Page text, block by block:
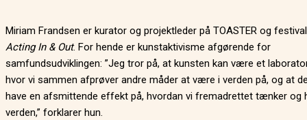
Miriam Frandsen er kurator og projektleder på TOASTER og
Acting In & Out. For hende er kunstaktivisme afgørende for
samfundsudviklingen: ”Jeg tror på, at kunsten kan være et
hvor vi sammen afprøver andre måder at være i verden på, og at
have en afsmittende effekt på, hvordan vi fremadrettet tænker og
verden,” forklarer hun.